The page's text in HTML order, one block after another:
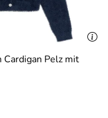
Cardigan Pelz mit